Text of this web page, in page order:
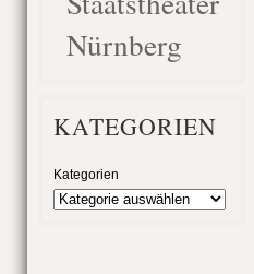
Nürnberg
KATEGORIEN
Kategorien